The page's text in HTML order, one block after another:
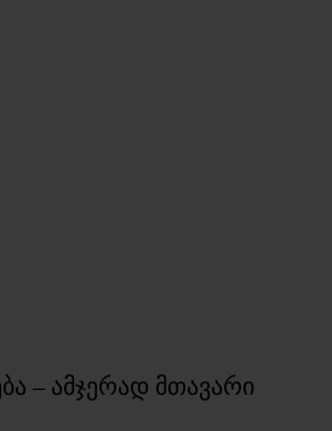
– ამჯერად მთავარი